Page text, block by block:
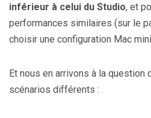
inférieur à celui du Studio, et
performances similaires (sur le
choisir une configuration Mac
Et nous en arrivons à la question
scénarios différents :